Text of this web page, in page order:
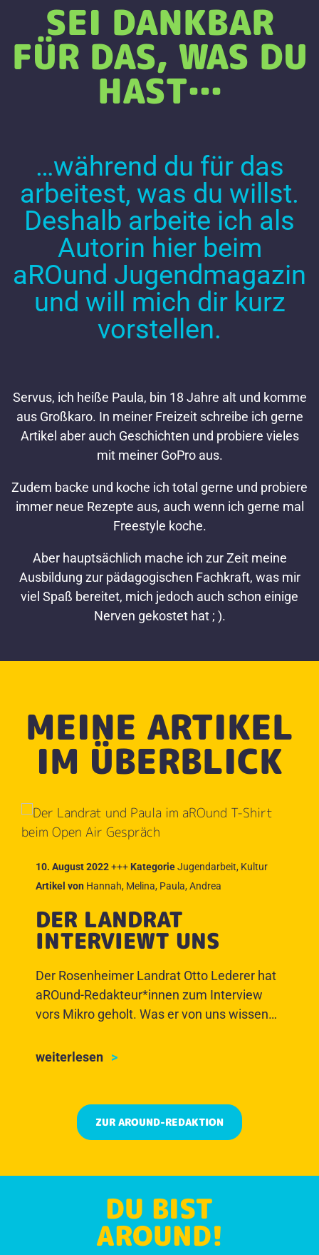
SEI DANKBAR
FÜR DAS, WAS DU
HAST…
…während du für das
arbeitest, was du willst.
Deshalb arbeite ich als
Autorin hier beim
aROund Jugendmagazin
und will mich dir kurz
vorstellen.
Servus, ich heiße Paula, bin 18 Jahre alt und komme
aus Großkaro. In meiner Freizeit schreibe ich gerne
Artikel aber auch Geschichten und probiere vieles
mit meiner GoPro aus.
Zudem backe und koche ich total gerne und probiere
immer neue Rezepte aus, auch wenn ich gerne mal
Freestyle koche.
Aber hauptsächlich mache ich zur Zeit meine
Ausbildung zur pädagogischen Fachkraft, was mir
viel Spaß bereitet, mich jedoch auch schon einige
Nerven gekostet hat ; ).
MEINE ARTIKEL
IM ÜBERBLICK
10. August 2022+++ Kategorie Jugendarbeit, Kultur
Artikel von Hannah, Melina, Paula, Andrea
DER LANDRAT
INTERVIEWT UNS
Der Rosenheimer Landrat Otto Lederer hat
aROund-Redakteur*innen zum Interview
vors Mikro geholt. Was er von uns wissen
weiterlesen
ZUR AROUND-REDAKTION
DU BIST
AROUND!